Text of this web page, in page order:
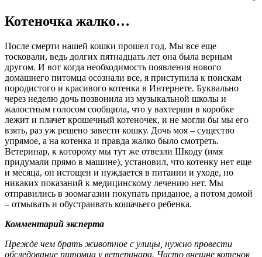
Котеночка жалко…
После смерти нашей кошки прошел год. Мы все еще
тосковали, ведь долгих пятнадцать лет она была верным
другом. И вот когда необходимость появления нового
домашнего питомца осознали все, я приступила к поискам
породистого и красивого котенка в Интернете. Буквально
через неделю дочь позвонила из музыкальной школы и
жалостным голосом сообщила, что у вахтерши в коробке
лежит и плачет крошечный котеночек, и не могли бы мы его
взять, раз уж решено завести кошку. Дочь моя – существо
упрямое, а на котенка и правда жалко было смотреть.
Ветеринар, к которому мы тут же отвезли Шкоду (имя
придумали прямо в машине), установил, что котенку нет еще
и месяца, он истощен и нуждается в питании и уходе, но
никаких показаний к медицинскому лечению нет. Мы
отправились в зоомагазин покупать приданое, а потом домой
– отмывать и обустраивать кошачьего ребенка.
Комментарий эксперта
Прежде чем брать животное с улицы, нужно провести
обследование питомца у ветеринара. Часто внешне котенок